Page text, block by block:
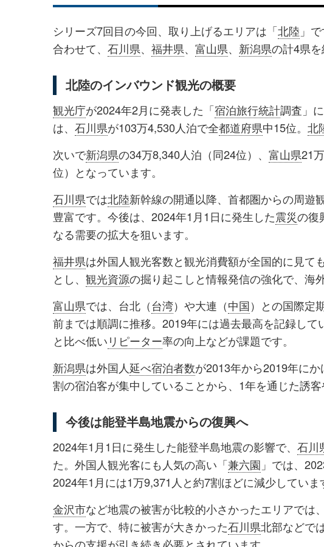
シリーズ7回目の今回、取り上げるエリアは「北陸 」
合わせて、 石川県、 福井県、 富山県、 新潟県の計4県を
北陸のインバウンド観光の概要
観光庁が2024年2月に発表した「宿泊旅行統計調査」に
は、 石川県が103万4,530人泊で全都道府県中15位。 北
次いで新潟県の34万8,340人泊（同24位）、 富山県21
位）となっています。
石川県では北陸新幹線の開通以降、首都圏からの周遊
豊富です。今後は、2024年1月1日に発生した震災の復
なる需要の拡大を狙います。
福井県は外国人観光客数と観光消費額が全国的に見て
とし、 観光資源の掘り起こしと情報発信の強化で、海
富山県では、台北（台湾）や大連（中国）との国際定
前までは順調に推移。2019年には過去最高を記録し
と比べ低いリピーター率の向上などが課題です。
新潟県は外国人延べ宿泊者数が2013年から2019年に
割の宿泊客が集中していることから、1年を通じた誘客
今後は能登半島地震からの復興へ
2024年1月1日に発生した能登半島地震の影響で、 石川
た。外国人観光客にも人気の高い「兼六園 」では、
2024年1月には1万9,371人と約7割ほどに減少していま
金沢市など地震の被害が比較的小さかったエリアで
す。一方で、特に被害が大きかった石川県北部などで
からの支援が引き続き必要とされています。